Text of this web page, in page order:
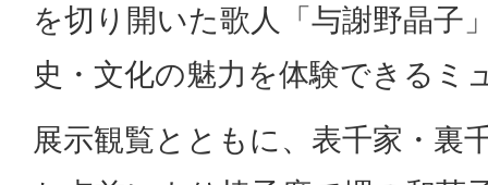
を切り開いた歌人「与謝野晶子
史・文化の魅力を体験できるミ
展示観覧とともに、表千家・裏